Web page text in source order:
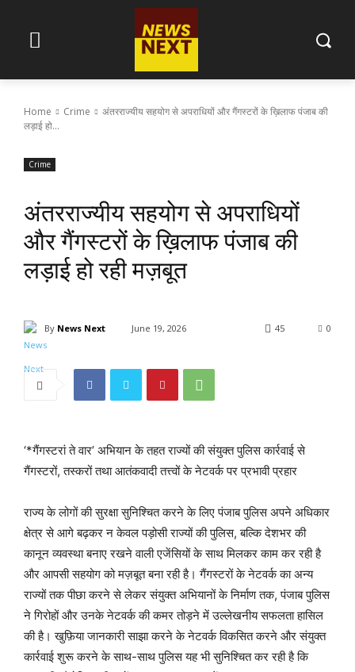
Home Crime
अंतरराज्यीय सहयोग से अपराधियों और गैंगस्टरों के ख़िलाफ पंजाब की
लड़ाई हो...
Crime
अंतरराज्यीय सहयोग से अपराधियों
और गैंगस्टरों के ख़िलाफ पंजाब की
लड़ाई हो रही मज़बूत
By News Next June 19, 2026 0
45
‘*गैंगस्टरां ते वार’ अभियान के तहत राज्यों की संयुक्त पुलिस कार्रवाई से
गैंगस्टरों, तस्करों तथा आतंकवादी तत्त्वों के नेटवर्क पर प्रभावी प्रहार
राज्य के लोगों की सुरक्षा सुनिश्चित करने के लिए पंजाब पुलिस अपने अधिकार
क्षेत्र से आगे बढ़कर न केवल पड़ोसी राज्यों की पुलिस, बल्कि देशभर की
कानून व्यवस्था बनाए रखने वाली एजेंसियों के साथ मिलकर काम कर रही है
और आपसी सहयोग को मज़बूत बना रही है। गैंगस्टरों के नेटवर्क का अन्य
राज्यों तक पीछा करने से लेकर संयुक्त अभियानों के निर्माण तक, पंजाब पुलिस
ने गिरोहों और उनके नेटवर्क की कमर तोड़ने में उल्लेखनीय सफलता हासिल
की है। खुफ़िया जानकारी साझा करने के नेटवर्क विकसित करने और संयुक्त
कार्रवाई शुरू करने के साथ-साथ पुलिस यह भी सुनिश्चित कर रही है कि